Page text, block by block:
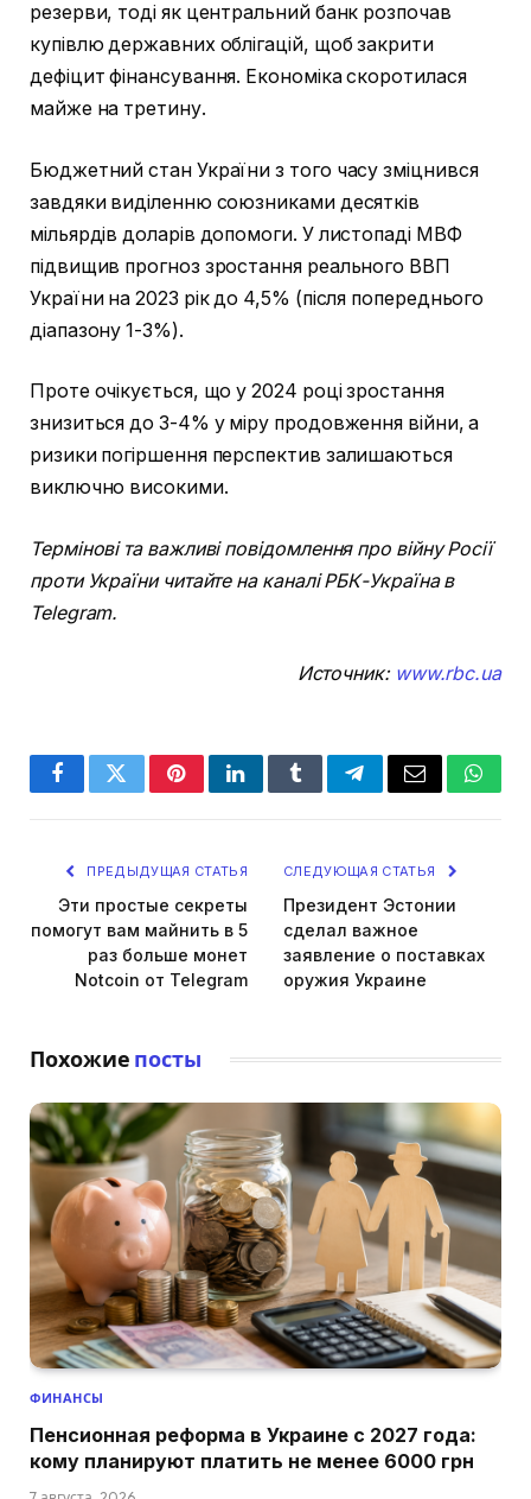
резерви, тоді як центральний банк розпочав
купівлю державних облігацій, щоб закрити
дефіцит фінансування. Економіка скоротилася
майже на третину.
Бюджетний стан України з того часу зміцнився
завдяки виділенню союзниками десятків
мільярдів доларів допомоги. У листопаді МВФ
підвищив прогноз зростання реального ВВП
України на 2023 рік до 4,5% (після попереднього
діапазону 1-3%).
Проте очікується, що у 2024 році зростання
знизиться до 3-4% у міру продовження війни, а
ризики погіршення перспектив залишаються
виключно високими.
Термінові та важливі повідомлення про війну Росії
проти України читайте на каналі РБК-Україна в
Telegram.
Источник: www.rbc.ua
FacebookTwitterPinterestLinkedInTumblrTelegramEmail
ПРЕДЫДУЩАЯ СТАТЬЯ
Эти простые секреты
помогут вам майнить в 5
раз больше монет
Notcoin от Telegram
СЛЕДУЮЩАЯ СТАТЬЯ
Президент Эстонии
сделал важное
заявление о поставках
оружия Украине
Похожие посты
ФИНАНСЫ
Пенсионная реформа в Украине с 2027 года:
кому планируют платить не менее 6000 грн